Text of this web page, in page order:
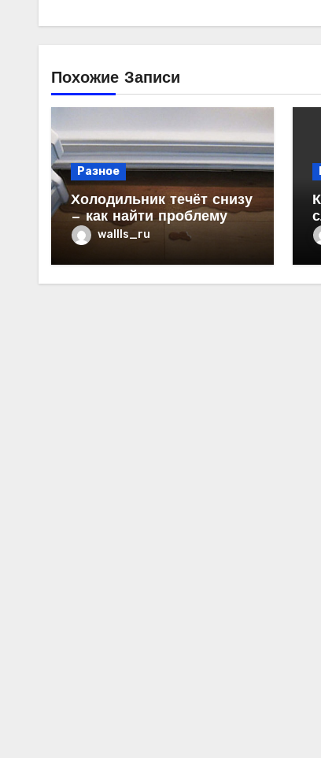
Похожие Записи
Разное
Холодильник течёт снизу
— как найти проблему
wallls_ru